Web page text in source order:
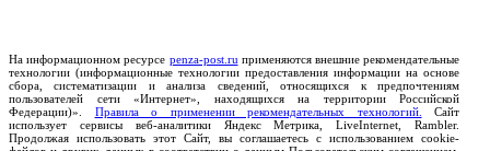
На информационном ресурсе penza-post.ru применяются внешние рекомендательные
технологии (информационные технологии предоставления информации на основе
сбора, систематизации и анализа сведений, относящихся к предпочтениям
пользователей сети «Интернет», находящихся на территории Российской
Федерации)». Правила о применении рекомендательных технологий.
Сайт
использует сервисы веб-аналитики Яндекс Метрика, LiveInternet, Rambler.
Продолжая использовать этот Сайт, вы соглашаетесь с использованием cookie-